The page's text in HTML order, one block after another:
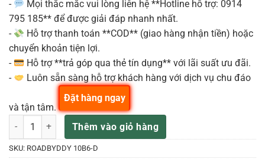
-
Mọi thắc mắc vui lòng liên hệ **Hotline hỗ trợ: 0914
795 185** để được giải đáp nhanh nhất.
-
Hỗ trợ thanh toán **COD** (giao hàng nhận tiền) hoặc
chuyển khoản tiện lợi.
-
Hỗ trợ **trả góp qua thẻ tín dụng** với lãi suất ưu đãi.
-
Luôn sẵn sàng hỗ trợ khách hàng với dịch vụ chu đáo
và tận tâm.
ROADBUDDY 10B6 Loa Kéo Di Động 480W Kèm Micro Không Dây
Thêm vào giỏ hàng
Đặt hàng ngay
SKU: ROADBYDDY 10B6-D